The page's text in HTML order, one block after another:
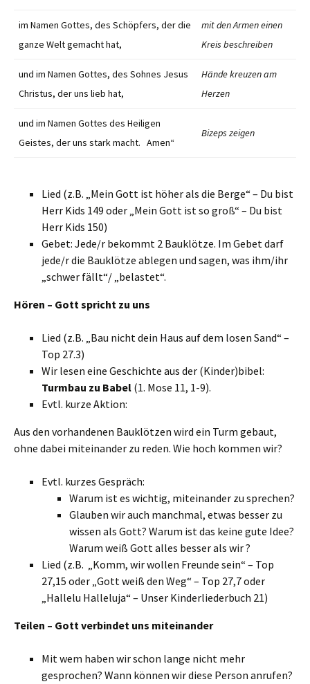
im Namen Gottes, des Schöpfers, der die
ganze Welt gemacht hat,
mit den Armen einen
Kreis beschreiben
und im Namen Gottes, des Sohnes Jesus
Christus, der uns lieb hat,
Hände kreuzen am
Herzen
und im Namen Gottes des Heiligen
Geistes, der uns stark macht. Amen“
Bizeps zeigen
Lied (z.B. „Mein Gott ist höher als die Berge“ – Du bist
Herr Kids 149 oder „Mein Gott ist so groß“ – Du bist
Herr Kids 150)
Gebet: Jede/r bekommt 2 Bauklötze. Im Gebet darf
jede/r die Bauklötze ablegen und sagen, was ihm/ihr
„schwer fällt“/ „belastet“.
Hören – Gott spricht zu uns
Lied (z.B. „Bau nicht dein Haus auf dem losen Sand“ –
Top 27.3)
Wir lesen eine Geschichte aus der (Kinder)bibel:
Turmbau zu Babel (1. Mose 11, 1-9).
Evtl. kurze Aktion:
Aus den vorhandenen Bauklötzen wird ein Turm gebaut,
ohne dabei miteinander zu reden. Wie hoch kommen wir?
Evtl. kurzes Gespräch:
Warum ist es wichtig, miteinander zu sprechen?
Glauben wir auch manchmal, etwas besser zu
wissen als Gott? Warum ist das keine gute Idee?
Warum weiß Gott alles besser als wir ?
Lied (z.B. „Komm, wir wollen Freunde sein“ – Top
27,15 oder „Gott weiß den Weg“ – Top 27,7 oder
„Hallelu Halleluja“ – Unser Kinderliederbuch 21)
Teilen – Gott verbindet uns miteinander
Mit wem haben wir schon lange nicht mehr
gesprochen? Wann können wir diese Person anrufen?